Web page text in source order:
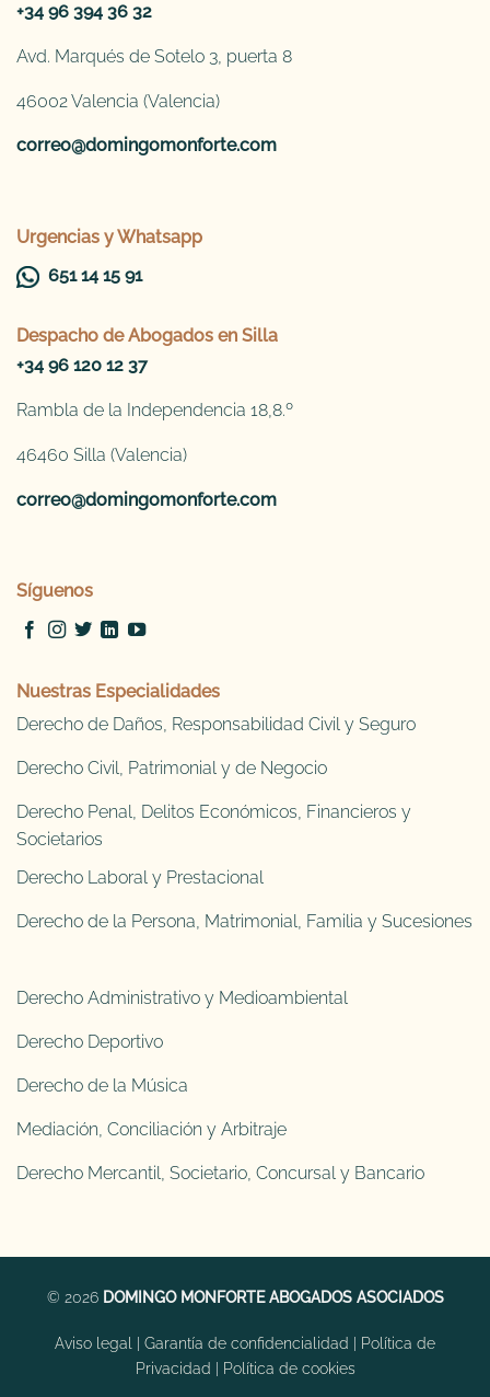
+34 96 394 36 32
Avd. Marqués de Sotelo 3, puerta 8
46002 Valencia (Valencia)
correo@domingomonforte.com
Urgencias y Whatsapp
651 14 15 91
Despacho de Abogados en Silla
+34 96 120 12 37
Rambla de la Independencia 18,8.º
46460 Silla (Valencia)
correo@domingomonforte.com
Síguenos
Nuestras Especialidades
Derecho de Daños, Responsabilidad Civil y Seguro
Derecho Civil, Patrimonial y de Negocio
Derecho Penal, Delitos Económicos, Financieros y
Societarios
Derecho Laboral y Prestacional
Derecho de la Persona, Matrimonial, Familia y Sucesiones
Derecho Administrativo y Medioambiental
Derecho Deportivo
Derecho de la Música
Mediación, Conciliación y Arbitraje
Derecho Mercantil, Societario, Concursal y Bancario
© 2026 DOMINGO MONFORTE ABOGADOS ASOCIADOS
Aviso legal | Garantía de confidencialidad | Política de
Privacidad | Política de cookies